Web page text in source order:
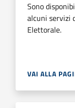
Sono
alcuni servizi
Elettorale.
VAI ALLA